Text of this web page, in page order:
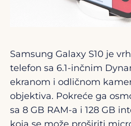
Samsung Galaxy S10 je
telefon sa 6.1-inčnim
ekranom i odličnom
objektiva. Pokreće ga
sa 8 GB RAM-a i 128 GB
koja se može proširiti